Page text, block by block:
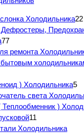
Холодильника22
Дефростеры,
77
ремонта
бытовым
) Холодильника5
света
Теплообменник )
11
Холодильника